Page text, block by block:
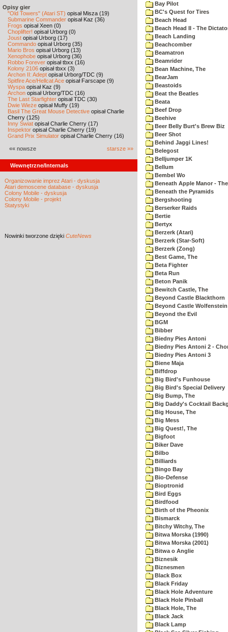
Opisy gier
"Old Towers" (Atari ST) opisał Misza (19)
Submarine Commander opisał Kaz (36)
Frogs opisał Xeen (0)
Choplifter! opisał Urborg (0)
Joust opisał Urborg (17)
Commando opisał Urborg (35)
Mario Bros opisał Urborg (13)
Xenophobe opisał Urborg (36)
Robbo Forever opisał tbxx (16)
Kolony 2106 opisał tbxx (3)
Archon II: Adept opisał Urborg/TDC (9)
Spitfire Ace/Hellcat Ace opisał Farscape (9)
Wyspa opisał Kaz (9)
Archon opisał Urborg/TDC (16)
The Last Starfighter opisał TDC (30)
Dwie Wieże opisał Muffy (19)
Basil The Great Mouse Detective opisał Charlie
Cherry (125)
Inny Świat opisał Charlie Cherry (17)
Inspektor opisał Charlie Cherry (19)
Grand Prix Simulator opisał Charlie Cherry (16)
«« nowsze starsze »»
Wewnętrzne/Internals
Organizowanie imprez Atari - dyskusja
Atari demoscene database - dyskusja
Colony Mobile - dyskusja
Colony Mobile - projekt
Statystyki
Nowinki tworzone dzięki CuteNews
Bay Pilot
BC's Quest for Tires
Beach Head
Beach Head II - The
Beach Landing
Beachcomber
Beamatron
Beamrider
Bean Machine, The
BearJam
Beastoids
Beat the Beatles
Beata
Beef Drop
Beehive
Beer Belly Burt's Brew Biz
Beer Shot
Behind Jaggi Lines!
Belegost
Belljumper 1K
Bellum
Bembel Wo
Beneath Apple Manor -
Beneath the Pyramids
Bergshooting
Berserker Raids
Bertie
Bertyx
Berzerk (Atari)
Berzerk (Star-Soft)
Berzerk (Zong)
Best Game, The
Beta Fighter
Beta Run
Beton Panik
Bewitch Castle, The
Beyond Castle Blackthorn
Beyond Castle Wolfenstein
Beyond the Evil
BGM
Bibber
Biedny Pies Antoni
Biedny Pies Antoni 2 -
Biedny Pies Antoni 3
Biene Maja
Biffdrop
Big Bird's Funhouse
Big Bird's Special Delivery
Big Bump, The
Big Daddy's Cocktail
Big House, The
Big Mess
Big Quest!, The
Bigfoot
Biker Dave
Bilbo
Billiards
Bingo Bay
Bio-Defense
Bioptronid
Bird Eggs
Birdfood
Birth of the Pheonix
Bismarck
Bitchy Witchy, The
Bitwa Morska (1990)
Bitwa Morska (2001)
Bitwa o Anglie
Biznesik
Biznesmen
Black Box
Black Friday
Black Hole Adventure
Black Hole Pinball
Black Hole, The
Black Jack
Black Lamp